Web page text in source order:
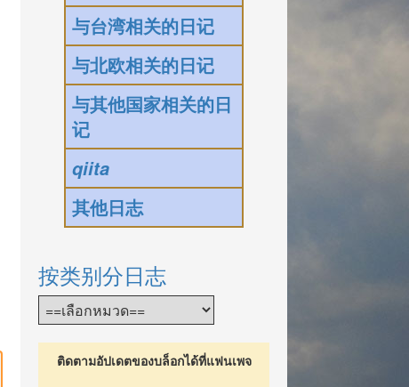
与台湾相关的日记
与北欧相关的日记
与其他国家相关的日
记
qiita
其他日志
按类别分日志
ติดตามอัปเดตของบล็อกได้ที่แฟนเพจ